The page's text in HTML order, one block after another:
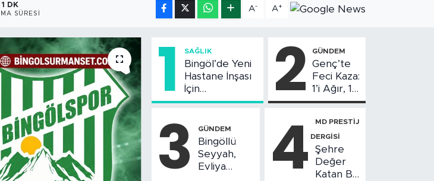
1 DK
SÜRESI
A- A+
1 SAĞLIK
Bingöl’de Yeni
Hastane İnşası
İçin
Değerlendirme
Yapıldı
2 GÜNDEM
Genç’te
Feci Kaza:
1’i Ağır, 10
Yaralı
3 GÜNDEM
Bingöllü
Seyyah,
Evliya
4 MD PRESTİJ
DERGİSİ
Şehre
Değer
Katan Bir